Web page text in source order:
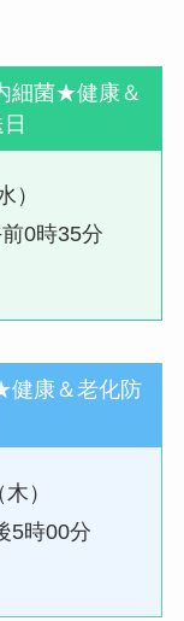
細菌★健康＆
）
0時35分
健康＆老化防
）
5時00分